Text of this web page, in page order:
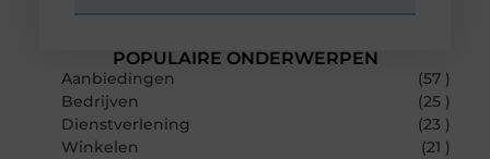
POPULAIRE ONDERWERPEN
Aanbiedingen
(57 )
Bedrijven
(25 )
Dienstverlening
(23 )
Winkelen
(21 )